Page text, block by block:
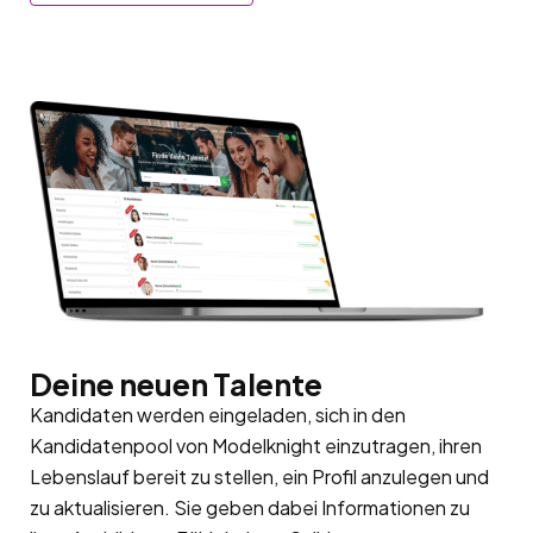
Deine neuen Talente
Kandidaten werden eingeladen, sich in den
Kandidatenpoolvon Modelknight einzutragen, ihren
Lebenslauf bereit zu stellen, ein Profil anzulegen und
zu aktualisieren. Sie geben dabei Informationen zu